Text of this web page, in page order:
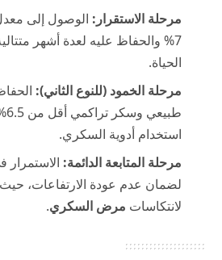
مرحلة الاستقرار: الوصول إلى
7% والحفاظ عليه لعدة أشهر
الحياة.
مرحلة الخمود (للنوع الثاني):
استخدام أدوية السكري.
مرحلة المتابعة الدائمة: الاستمرار
لضمان عدم عودة الارتفاعات،
لانتكاسات مرض السكري.